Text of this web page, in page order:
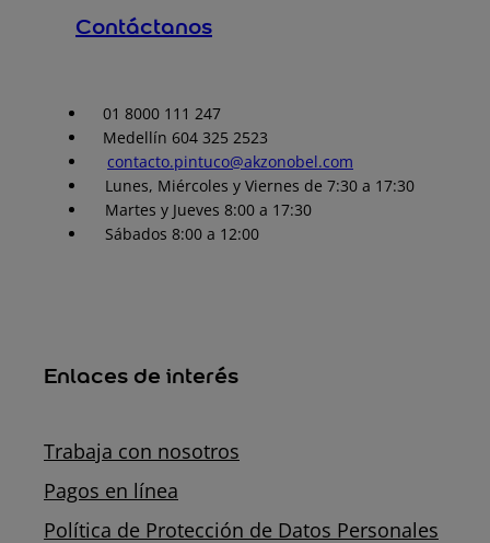
Contáctanos
01 8000 111 247
Medellín 604 325 2523
contacto.pintuco@akzonobel.com
Lunes, Miércoles y Viernes de 7:30 a 17:30
Martes y Jueves 8:00 a 17:30
Sábados 8:00 a 12:00
Enlaces de interés
Trabaja con nosotros
Pagos en línea
Política de Protección de Datos Personales